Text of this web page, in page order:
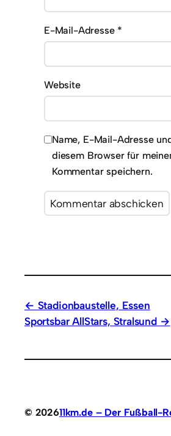
E-Mail-Adresse *
Website
Name, E-Mail-Adresse
diesem Browser für
Kommentar speichern.
Stadionbaustelle, Essen
Sportsbar AllStars, Stralsund
© 202611km.de – Der Fußball-